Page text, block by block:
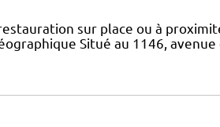
sur place ou à
Situé au 1146, avenue